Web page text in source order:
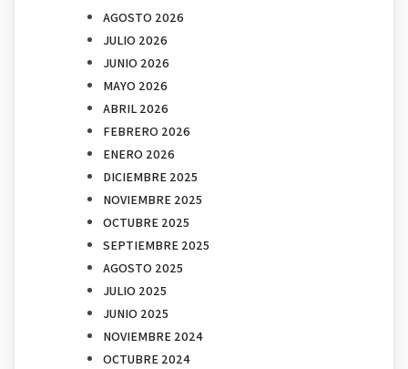
AGOSTO 2026
JULIO 2026
JUNIO 2026
MAYO 2026
ABRIL 2026
FEBRERO 2026
ENERO 2026
DICIEMBRE 2025
NOVIEMBRE 2025
OCTUBRE 2025
SEPTIEMBRE 2025
AGOSTO 2025
JULIO 2025
JUNIO 2025
NOVIEMBRE 2024
OCTUBRE 2024